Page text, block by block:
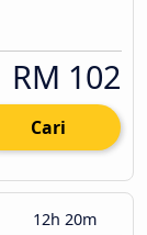
RM 102
Cari
12h 20m